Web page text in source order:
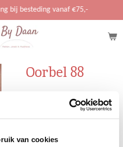
van cookies
bij besteding vanaf €75,-
Oorbel 88
In winkelwagen